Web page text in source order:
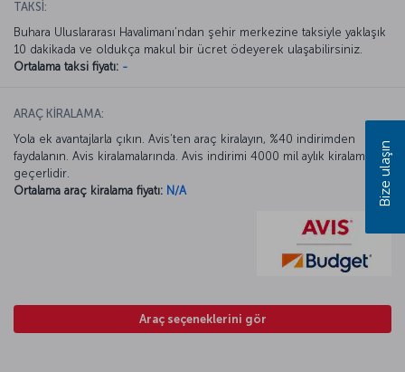
TAKSİ:
Buhara Uluslararası Havalimanı’ndan şehir merkezine taksiyle yaklaşık
10 dakikada ve oldukça makul bir ücret ödeyerek ulaşabilirsiniz.
Ortalama taksi fiyatı: -
ARAÇ KİRALAMA:
Yola ek avantajlarla çıkın. Avis’ten araç kiralayın, %40 indirimden
faydalanın. Avis kiralamalarında. Avis indirimi 4000 mil aylık kiralamada
geçerlidir.
Ortalama araç kiralama fiyatı: N/A
Araç seçeneklerini gör
Bize ulaşın